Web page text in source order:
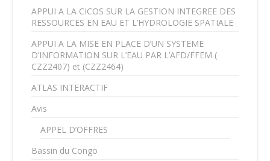
APPUI A LA CICOS SUR LA GESTION INTEGREE DES
RESSOURCES EN EAU ET L’HYDROLOGIE SPATIALE
APPUI A LA MISE EN PLACE D’UN SYSTEME
D’INFORMATION SUR L’EAU PAR L’AFD/FFEM (
CZZ2407) et (CZZ2464)
ATLAS INTERACTIF
Avis
APPEL D’OFFRES
Bassin du Congo